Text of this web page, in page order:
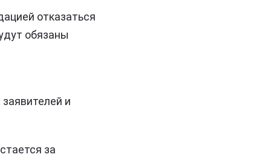
отказаться
обязаны
и
за